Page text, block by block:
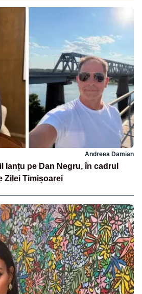
Andreea Damian
Ianțu pe Dan Negru, în cadrul
Zilei Timișoarei